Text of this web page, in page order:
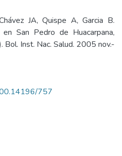
JA, Quispe A, Garcia B.
San Pedro de Huacarpana,
Bol. Inst. Nac. Salud. 2005 nov.-
757